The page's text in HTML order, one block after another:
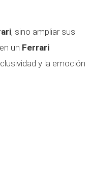
, sino ampliar sus
un Ferrari
y la emoción